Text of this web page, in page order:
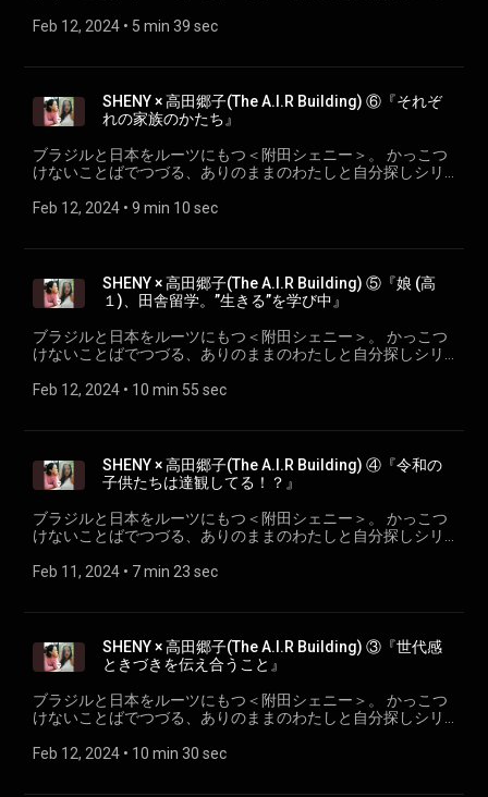
SHENY × 高田郷子(The A.I.R Building) wahradio.org/sheny/
Feb 12, 2024 • 5 min 39 sec
SHENY × 高田郷子(The A.I.R Building) ⑥『それぞ
れの家族のかたち』
ブラジルと日本をルーツにもつ＜附田シェニー＞。 かっこつ
けないことばでつづる、ありのままのわたしと自分探しシリ
(The A.I.R Building) wahradio.org/sheny/
Feb 12, 2024 • 9 min 10 sec
SHENY × 高田郷子(The A.I.R Building) ⑤『娘 (高
１)、田舎留学。”生きる”を学び中』
ブラジルと日本をルーツにもつ＜附田シェニー＞。 かっこつ
けないことばでつづる、ありのままのわたしと自分探しシリ
Feb 12, 2024 • 10 min 55 sec
SHENY × 高田郷子(The A.I.R Building) ④『令和の
子供たちは達観してる！？』
ブラジルと日本をルーツにもつ＜附田シェニー＞。 かっこつ
けないことばでつづる、ありのままのわたしと自分探しシリ
Feb 11, 2024 • 7 min 23 sec
SHENY × 高田郷子(The A.I.R Building) ③『世代感
ときづきを伝え合うこと』
ブラジルと日本をルーツにもつ＜附田シェニー＞。 かっこつ
けないことばでつづる、ありのままのわたしと自分探しシリ
郷子(The A.I.R Building)
Feb 12, 2024 • 10 min 30 sec